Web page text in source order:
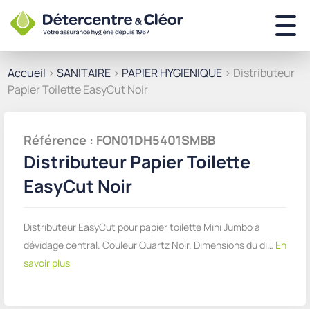
Accueil > SANITAIRE > PAPIER HYGIENIQUE > Distributeur
Papier Toilette EasyCut Noir
Référence : FON01DH5401SMBB
Distributeur Papier Toilette
EasyCut Noir
Distributeur EasyCut pour papier toilette Mini Jumbo à
dévidage central. Couleur Quartz Noir. Dimensions du di… En
savoir plus